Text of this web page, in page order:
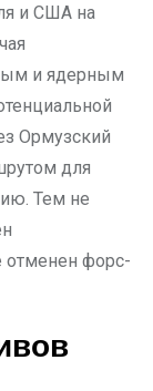
и США на
и ядерным
Ормузский
для
Тем не
отменен форс-